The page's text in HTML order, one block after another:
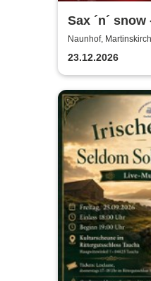
Sax ´n´
war gestern
Naunhof,
23.12.2026